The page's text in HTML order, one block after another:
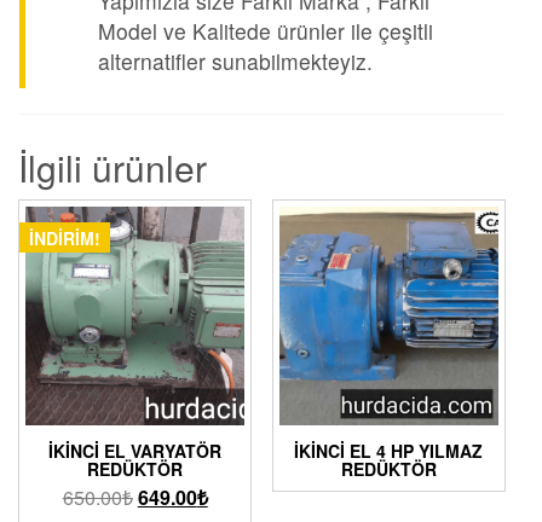
Model ve Kalitede ürünler ile çeşitli
alternatifler sunabilmekteyiz.
İlgili ürünler
İNDIRIM!
İKINCI EL VARYATÖR
REDÜKTÖR
650.00₺649.00₺
İKINCI EL 4 HP YILMAZ
REDÜKTÖR